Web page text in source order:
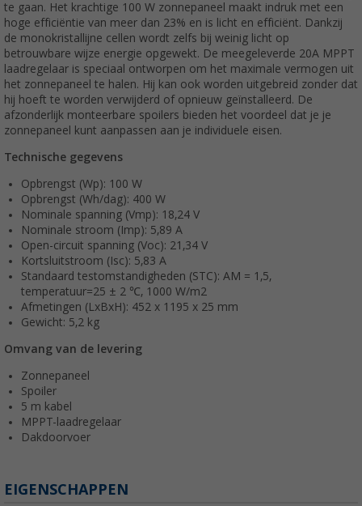
te gaan. Het krachtige 100 W zonnepaneel maakt indruk met een
hoge efficiëntie van meer dan 23% en is licht en efficiënt. Dankzij
de monokristallijne cellen wordt zelfs bij weinig licht op
betrouwbare wijze energie opgewekt. De meegeleverde 20A MPPT
laadregelaar is speciaal ontworpen om het maximale vermogen uit
het zonnepaneel te halen. Hij kan ook worden uitgebreid zonder dat
hij hoeft te worden verwijderd of opnieuw geïnstalleerd. De
afzonderlijk monteerbare spoilers bieden het voordeel dat je je
zonnepaneel kunt aanpassen aan je individuele eisen.
Technische gegevens
Opbrengst (Wp): 100 W
Opbrengst (Wh/dag): 400 W
Nominale spanning (Vmp): 18,24 V
Nominale stroom (Imp): 5,89 A
Open-circuit spanning (Voc): 21,34 V
Kortsluitstroom (Isc): 5,83 A
Standaard testomstandigheden (STC): AM = 1,5,
temperatuur=25 ± 2 ℃, 1000 W/m2
Afmetingen (LxBxH): 452 x 1195 x 25 mm
Gewicht: 5,2 kg
Omvang van de levering
Zonnepaneel
Spoiler
5 m kabel
MPPT-laadregelaar
Dakdoorvoer
EIGENSCHAPPEN